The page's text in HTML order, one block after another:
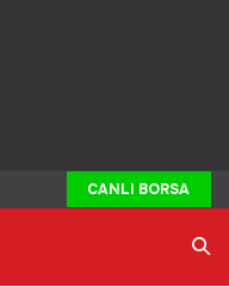
CANLI BORSA